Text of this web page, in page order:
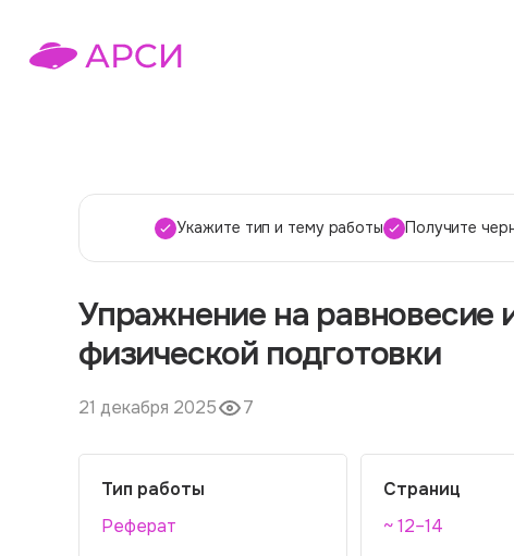
Укажите тип и тему работы Получите
Упражнение на равновесие
физической подготовки
21 декабря 2025 7
Тип работы
Реферат
Страниц
~ 12–14